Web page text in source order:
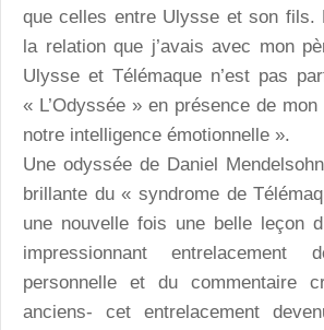
que celles entre Ulysse et son fils.
la relation que j’avais avec mon
Ulysse et Télémaque n’est pas
« L’Odyssée » en présence de
notre intelligence émotionnelle ».
Une odyssée de Daniel
brillante du « syndrome de
une nouvelle fois une belle leçon
impressionnant
personnelle et du commentaire
anciens- cet entrelacement